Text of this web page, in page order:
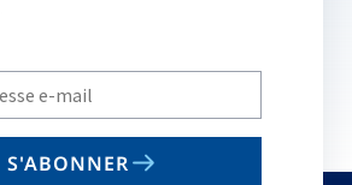
S'ABONNER